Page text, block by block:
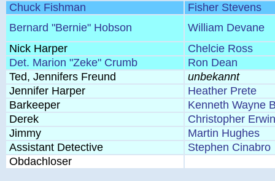
Chuck Fishman
Fisher Stevens
Bernard "Bernie" Hobson
William Devane
Nick Harper
Chelcie Ross
Det. Marion "Zeke" Crumb
Ron Dean
Ted, Jennifers Freund
unbekannt
Jennifer Harper
Heather Prete
Barkeeper
Kenneth Wayne
Derek
Christopher Erwin
Jimmy
Martin Hughes
Assistant Detective
Stephen Cinabro
Obdachloser